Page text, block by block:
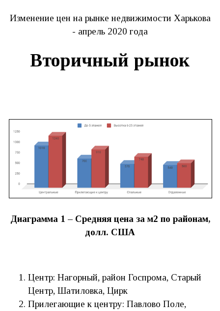
Изменение цен на рынке недвижимости Харькова
- апрель 2020 года
Вторичный рынок
Диаграмма 1 – Средняя цена за м2 по районам,
долл. США
Центр: Нагорный, район Госпрома, Старый
Центр, Шатиловка, Цирк
Прилегающие к центру: Павлово Поле,